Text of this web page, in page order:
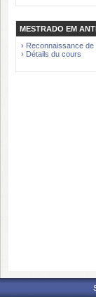
MESTRADO EM
› Reconnaissance
› Détails du cours